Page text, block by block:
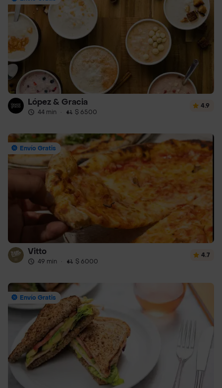
López & Gracia
44 min · $ 6500
4.9
Envío Gratis
Vitto
49 min · $ 6000
4.7
Envío Gratis